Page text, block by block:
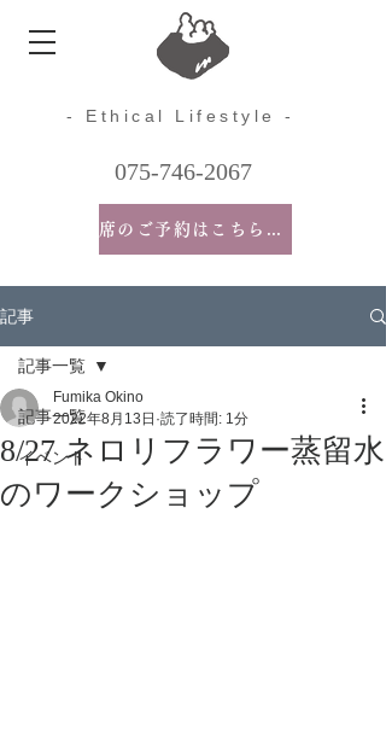
- Ethical Lifestyle -
席のご予約はこちらから
075-746-2067
記事
記事一覧
イベント
記事一覧
8/27 ネロリフラワー蒸留水
のワークショップ
Fumika Okino
2022年8月13日 読了時間: 1分